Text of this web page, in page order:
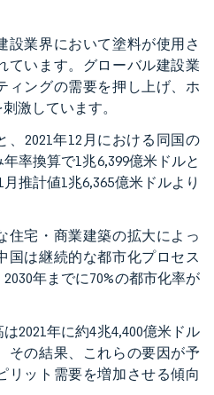
設業界において塗料が使用さ
ています。グローバル建設業
ィングの需要を押し上げ、ホ
激しています。
、2021年12月における同国の
率換算で1兆6,399億米ドルと
推計値1兆6,365億米ドルより
住宅・商業建築の拡大によっ
国は継続的な都市化プロセス
年までに70%の都市化率が
2021年に約4兆4,400億米ドル
その結果、これらの要因が予
リット需要を増加させる傾向